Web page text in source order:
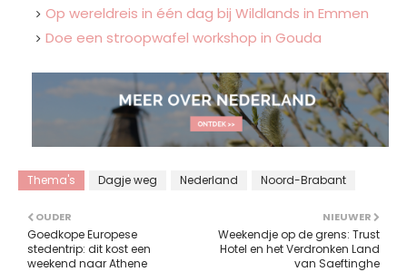
Op wereldreis in één dag bij Wildlands in Emmen
Doe een stroopwafel workshop in Gouda
Thema's Dagje weg Nederland Noord-Brabant
NIEUWER
Weekendje op de grens: Trust
Hotel en het Verdronken Land
van Saeftinghe
OUDER
Goedkope Europese
stedentrip: dit kost een
weekend naar Athene